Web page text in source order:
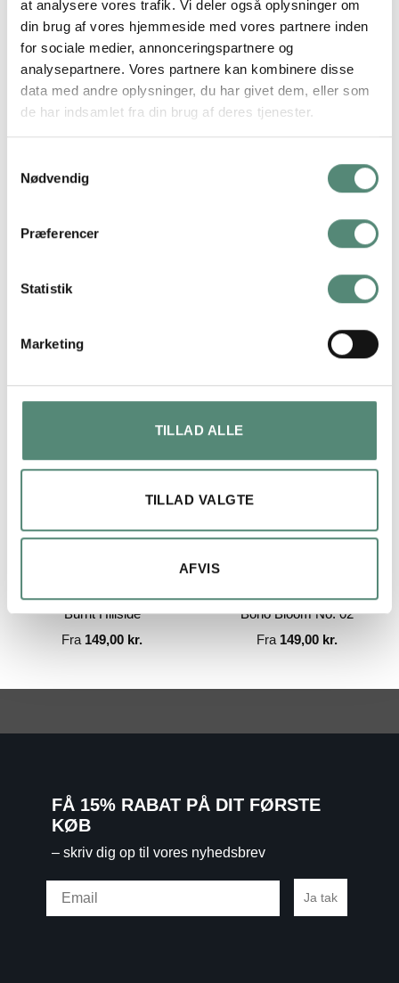
at analysere vores trafik. Vi deler også oplysninger om
din brug af vores hjemmeside med vores partnere inden
for sociale medier, annonceringspartnere og
analysepartnere. Vores partnere kan kombinere disse
data med andre oplysninger, du har givet dem, eller som
de har indsamlet fra din brug af deres tjenester.
Nødvendig
Præferencer
Statistik
Marketing
TILLAD ALLE
TILLAD VALGTE
AFVIS
Farverne er varme og feminine, og udtrykket er kunstnerisk
og frit. Color Float passer perfekt til dig, der ønsker en blød
og kreativ stemning i hjemmet – hvad enten det er i stuen,
soveværelset eller det kreative hjørne.
Burnt Hillside
Fra 149,00 kr.
Boho Bloom No. 02
Fra 149,00 kr.
FÅ 15% RABAT PÅ DIT FØRSTE
KØB
– skriv dig op til vores nyhedsbrev
Ja tak